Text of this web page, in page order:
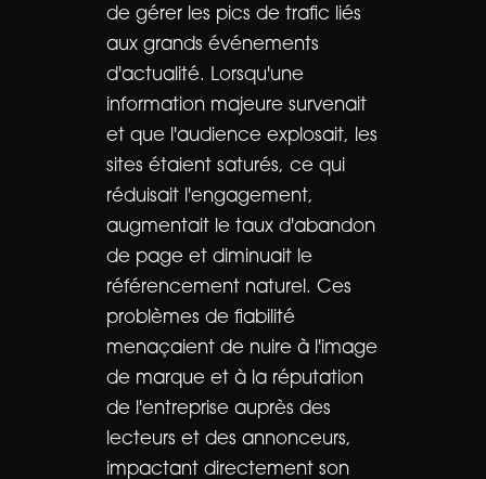
de gérer les pics de trafic liés
aux grands événements
d'actualité. Lorsqu'une
information majeure survenait
et que l'audience explosait, les
sites étaient saturés, ce qui
réduisait l'engagement,
augmentait le taux d'abandon
de page et diminuait le
référencement naturel. Ces
problèmes de fiabilité
menaçaient de nuire à l'image
de marque et à la réputation
de l'entreprise auprès des
lecteurs et des annonceurs,
impactant directement son